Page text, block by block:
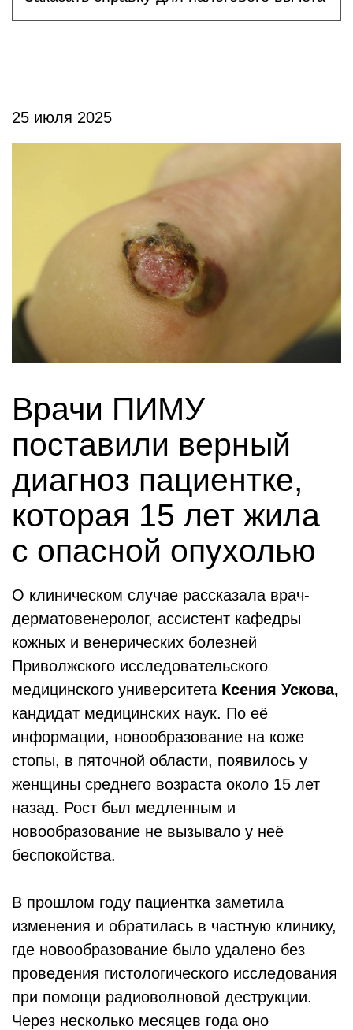
25 июля 2025
Врачи ПИМУ
поставили верный
диагноз пациентке,
которая 15 лет жила
с опасной опухолью
О клиническом случае рассказала врач-
дерматовенеролог, ассистент кафедры
кожных и венерических болезней
Приволжского исследовательского
медицинского университета Ксения Ускова,
кандидат медицинских наук. По её
информации, новообразование на коже
стопы, в пяточной области, появилось у
женщины среднего возраста около 15 лет
назад. Рост был медленным и
новообразование не вызывало у неё
беспокойства.
В прошлом году пациентка заметила
изменения и обратилась в частную клинику,
где новообразование было удалено без
проведения гистологического исследования
при помощи радиоволновой деструкции.
Через несколько месяцев года оно